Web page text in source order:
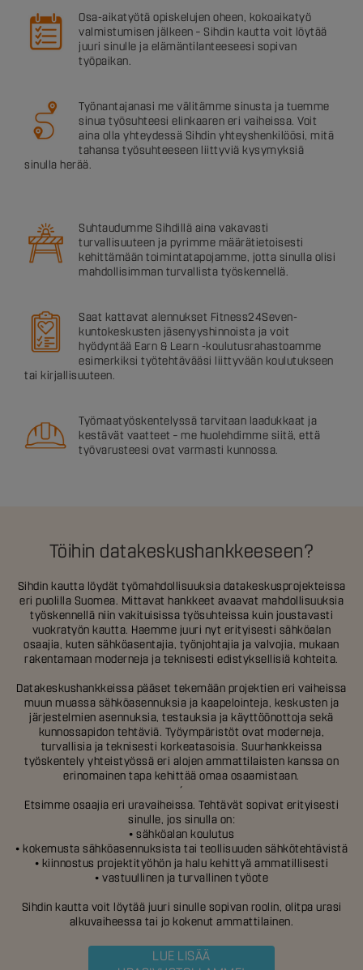
Osa-aikatyötä opiskelujen oheen, kokoaikatyö
valmistumisen jälkeen – Sihdin kautta voit löytää
juuri sinulle ja elämäntilanteeseesi sopivan
työpaikan.
Työnantajanasi me välitämme sinusta ja tuemme
sinua työsuhteesi elinkaaren eri vaiheissa. Voit
aina olla yhteydessä Sihdin yhteyshenkilöösi, mitä
tahansa työsuhteeseen liittyviä kysymyksiä
sinulla herää.
Suhtaudumme Sihdillä aina vakavasti
turvallisuuteen ja pyrimme määrätietoisesti
kehittämään toimintatapojamme, jotta sinulla olisi
mahdollisimman turvallista työskennellä.
Saat kattavat alennukset Fitness24Seven-
kuntokeskusten jäsenyyshinnoista ja voit
hyödyntää Earn & Learn -koulutusrahastoamme
esimerkiksi työtehtävääsi liittyvään koulutukseen
tai kirjallisuuteen.
Työmaatyöskentelyssä tarvitaan laadukkaat ja
kestävät vaatteet – me huolehdimme siitä, että
työvarusteesi ovat varmasti kunnossa.
Töihin datakeskushankkeeseen?
Sihdin kautta löydät työmahdollisuuksia datakeskusprojekteissa
eri puolilla Suomea. Mittavat hankkeet avaavat mahdollisuuksia
työskennellä niin vakituisissa työsuhteissa kuin joustavasti
vuokratyön kautta. Haemme juuri nyt erityisesti sähköalan
osaajia, kuten sähköasentajia, työnjohtajia ja valvojia, mukaan
rakentamaan moderneja ja teknisesti edistyksellisiä kohteita.
Datakeskushankkeissa pääset tekemään projektien eri vaiheissa
muun muassa sähköasennuksia ja kaapelointeja, keskusten ja
järjestelmien asennuksia, testauksia ja käyttöönottoja sekä
kunnossapidon tehtäviä. Työympäristöt ovat moderneja,
turvallisia ja teknisesti korkeatasoisia. Suurhankkeissa
työskentely yhteistyössä eri alojen ammattilaisten kanssa on
erinomainen tapa kehittää omaa osaamistaan.
´
Etsimme osaajia eri uravaiheissa. Tehtävät sopivat erityisesti
sinulle, jos sinulla on:
• sähköalan koulutus
• kokemusta sähköasennuksista tai teollisuuden sähkötehtävistä
• kiinnostus projektityöhön ja halu kehittyä ammatillisesti
• vastuullinen ja turvallinen työote
Sihdin kautta voit löytää juuri sinulle sopivan roolin, olitpa urasi
alkuvaiheessa tai jo kokenut ammattilainen.
LUE LISÄÄ